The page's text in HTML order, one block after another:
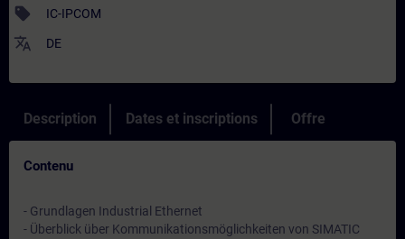
sell IC-IPCOM
translate DE
Description Dates et inscriptions Offre
Contenu
- Grundlagen Industrial Ethernet
- Überblick über Kommunikationsmöglichkeiten von SIMATIC